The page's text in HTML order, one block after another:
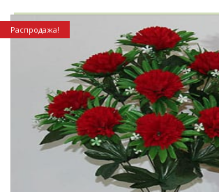
Распродажа!